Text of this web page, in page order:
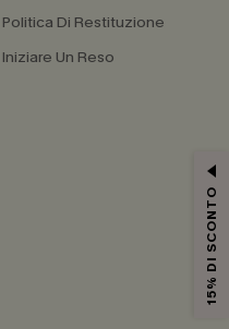
Politica Di Restituzione
Iniziare Un Reso
15% DI SCONTO